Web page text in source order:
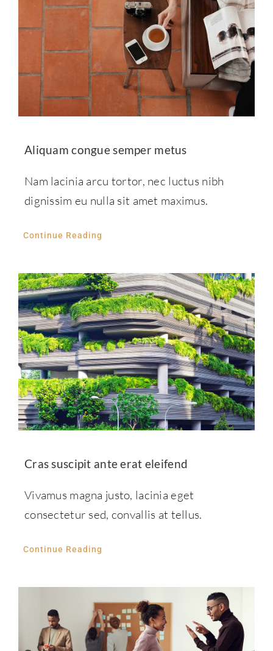
Aliquam congue semper metus
Nam lacinia arcu tortor, nec luctus nibh
dignissim eu nulla sit amet maximus.
Continue Reading
Cras suscipit ante erat eleifend
Vivamus magna justo, lacinia eget
consectetur sed, convallis at tellus.
Continue Reading